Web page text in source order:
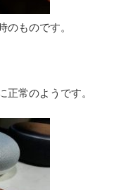
ものです。
正常のようです。